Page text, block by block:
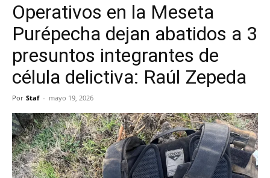
Operativos en la Meseta
Purépecha dejan abatidos a 3
presuntos integrantes de
célula delictiva: Raúl Zepeda
Por Staf - mayo 19, 2026